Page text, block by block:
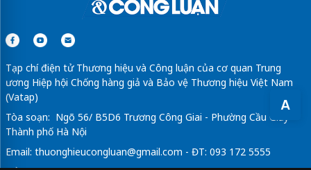
A
Tạp chí điện tử Thương hiệu và Công luận của cơ quan Trung
ương Hiệp hội Chống hàng giả và Bảo vệ Thương hiệu Việt Nam
(Vatap)
Tòa soạn: Ngõ 56/ B5D6 Trương Công Giai - Phường Cầu Giấy -
Thành phố Hà Nội
Email: thuonghieucongluan@gmail.com - ĐT: 093 172 5555